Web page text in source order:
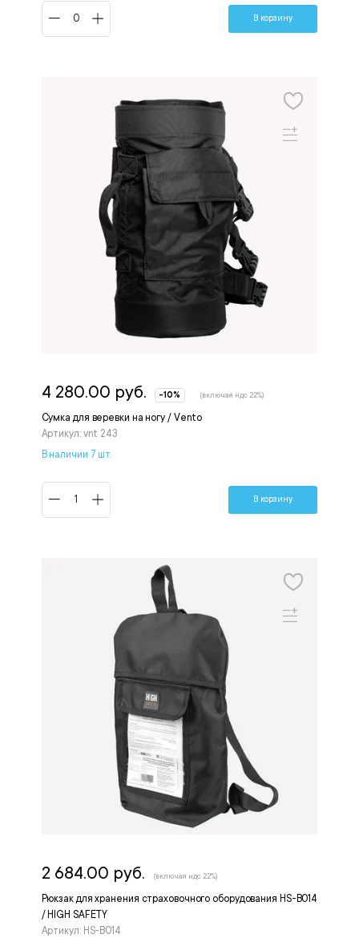
В корзину
Сумка для веревки на ногу / Vento
Артикул: vnt 243
4 280.00 руб. -10% (включая ндс 22%)
В наличии 7 шт.
В корзину
Рюкзак для хранения страховочного оборудования HS-B014
/ HIGH SAFETY
Артикул: HS-B014
2 684.00 руб. (включая ндс 22%)